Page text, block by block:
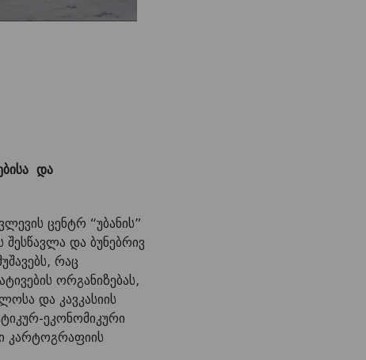
და
ცენტრ “უბანის”
და ბუნებრივ
რაც
ორგანიზებას,
და კავკასიის
ეკონომიკური
კარტოგრაფიის